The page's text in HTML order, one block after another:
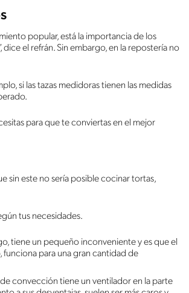
popular, está la importancia de los
dice el refrán. Sin embargo, en la repostería no
si las tazas medidoras tienen las medidas
para que te conviertas en el mejor
sin este no sería posible cocinar tortas,
tus necesidades.
tiene un pequeño inconveniente y es que el
funciona para una gran cantidad de
convección tiene un ventilador en la parte